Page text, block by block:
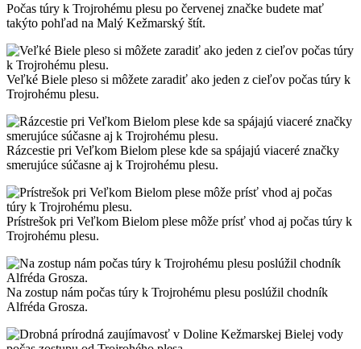
Počas túry k Trojrohému plesu po červenej značke budete mať
takýto pohľad na Malý Kežmarský štít.
Veľké Biele pleso si môžete zaradiť ako jeden z cieľov počas túry k
Trojrohému plesu.
Rázcestie pri Veľkom Bielom plese kde sa spájajú viaceré značky
smerujúce súčasne aj k Trojrohému plesu.
Prístrešok pri Veľkom Bielom plese môže prísť vhod aj počas túry k
Trojrohému plesu.
Na zostup nám počas túry k Trojrohému plesu poslúžil chodník
Alfréda Grosza.